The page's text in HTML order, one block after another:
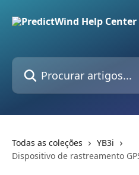
Procurar artigos...
Todas as coleções
YB3i
Dispositivo de rastreamento